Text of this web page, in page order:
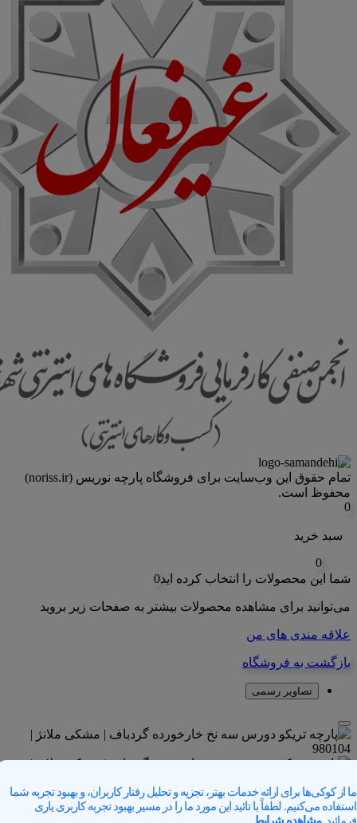
تمام حقوق اين وب‌سايت برای فروشگاه پارچه نوریس (noriss.ir)
محفوظ است.
ما از کوکی‌ها برای ارائه خدمات بهتر، تجزیه و تحلیل رفتار کاربران، و بهبود تجربه شما
استفاده می‌کنیم. لطفاً با تائید این مورد ما را در مسیر بهبود تجربه کاربری یاری
0
سبد خرید
0
شما این محصولات را انتخاب کرده اید0
می‌توانید برای مشاهده محصولات بیشتر به صفحات زیر بروید
علاقه مندی های من
بازگشت به فروشگاه
تصاویر رسمی